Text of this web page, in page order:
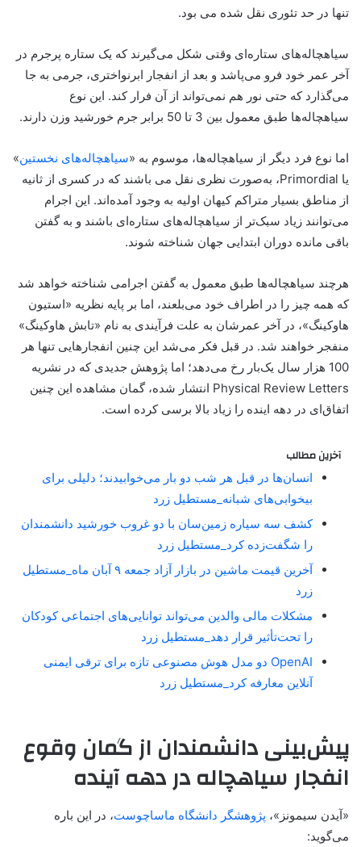
تنها در حد تئوری نقل شده می بود.
سیاهچاله‌های ستاره‌ای وقتی شکل می‌گیرند که یک ستاره پرجرم در
آخر عمر خود فرو‌ می‌پاشد و بعد از انفجار ابرنواختری، جرمی به جا
می‌گذارد که حتی نور هم نمی‌تواند از آن فرار کند. این نوع
سیاهچاله‌ها طبق معمول بین 3 تا 50 برابر جرم خورشید وزن دارند.
اما نوع فرد دیگر از سیاهچاله‌ها، موسوم به «سیاهچاله‌های نخستین»
یا Primordial، به‌صورت نظری نقل می باشند که در کسری از ثانیه
از مناطق بسیار متراکم کیهان اولیه به وجود آمده‌اند. این اجرام
می‌توانند زیاد سبک‌تر از سیاهچاله‌های ستاره‌ای باشند و به گفتن
باقی مانده دوران ابتدایی جهان شناخته شوند.
هرچند سیاهچاله‌ها طبق معمول به گفتن اجرامی شناخته خواهد شد
که همه چیز را در اطراف خود می‌بلعند، اما بر پایه نظریه «استیون
هاوکینگ»، در آخر عمرشان به علت فرآیندی به نام «تابش هاوکینگ»
منفجر خواهند شد. در قبل فکر می‌شد این چنین انفجارهایی تنها هر
100 هزار سال یک‌بار رخ می‌دهد؛ اما پژوهش جدیدی که در نشریه
Physical Review Letters انتشار شده، گمان مشاهده این چنین
اتفاق‌ای در دهه اینده را زیاد بالا برسی کرده است.
آخرین مطالب
انسان‌ها در قبل هر شب دو بار می‌خوابیدند؛ دلیلی برای
بیخوابی‌های شبانه_مستطیل زرد
کشف سه سیاره زمین‌سان با دو غروب خورشید دانشمندان
را شگفت‌زده کرد_مستطیل زرد
آخرین قیمت ماشین در بازار آزاد جمعه ۹ آبان ماه_مستطیل
زرد
مشکلات مالی والدین می‌تواند توانایی‌های اجتماعی کودکان
را تحت‌تأثیر قرار دهد_مستطیل زرد
OpenAI دو مدل هوش مصنوعی تازه برای ترقی ایمنی
آنلاین معارفه کرد_مستطیل زرد
پیش‌بینی دانشمندان از گمان وقوع
انفجار سیاهچاله در دهه آینده
«آیدن سیمونز»، پژوهشگر دانشگاه ماساچوست، در این باره
می‌گوید: